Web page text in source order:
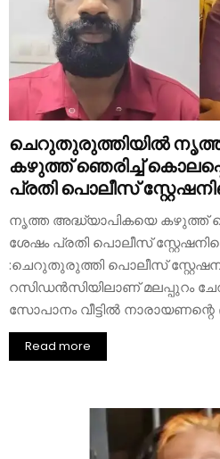
ചെറുതുരുത്തിയില്‍
കഴുത്ത് ഞെരിച്ച്‌
പ്രതി പൊലീസ്
നൃത്ത അദ്ധ്യാപികയെ കഴുത്ത്
ശേഷം പ്രതി പൊലീസ്
:ചെറുതുരുത്തി പൊലീസ്
റസിഡൻസിയിലാണ് മലപ്പുറം
സോപാനം വീട്ടില്‍ നാരായണന്റെ
Read more